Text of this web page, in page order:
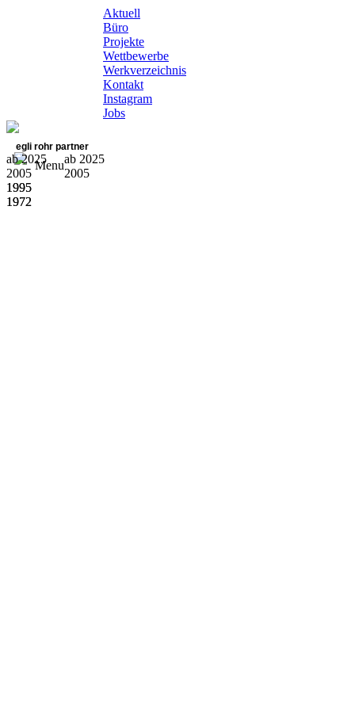
Aktuell
Büro
Projekte
Wettbewerbe
Werkverzeichnis
Kontakt
Instagram
Jobs
egli rohr partner
Menu
ab 2025
2005
1995
1972
ab 2025
2005
1995
1972